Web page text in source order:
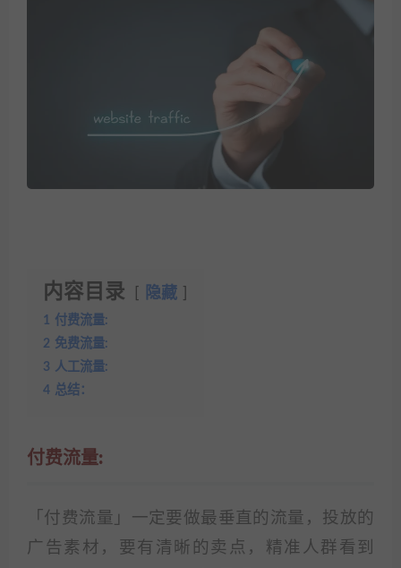
内容目录 隐藏
1 付费流量:
2 免费流量:
3 人工流量:
4 总结：
付费流量:
「付费流量」一定要做最垂直的流量，投放的
广告素材，要有清晰的卖点，精准人群看到